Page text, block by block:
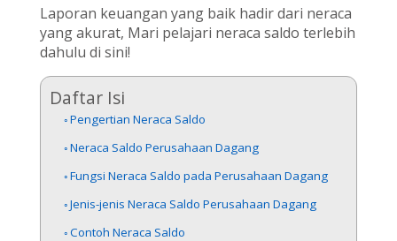
Laporan keuangan yang baik hadir dari neraca
yang akurat, Mari pelajari neraca saldo terlebih
dahulu di sini!
Daftar Isi
Pengertian Neraca Saldo
Neraca Saldo Perusahaan Dagang
Fungsi Neraca Saldo pada Perusahaan Dagang
Jenis-jenis Neraca Saldo Perusahaan Dagang
Contoh Neraca Saldo